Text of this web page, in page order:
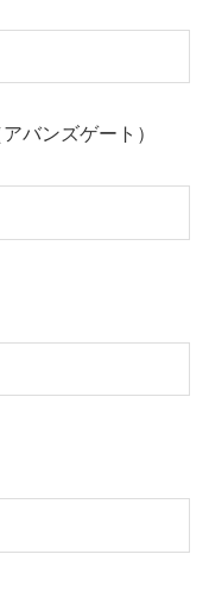
バンズゲート）